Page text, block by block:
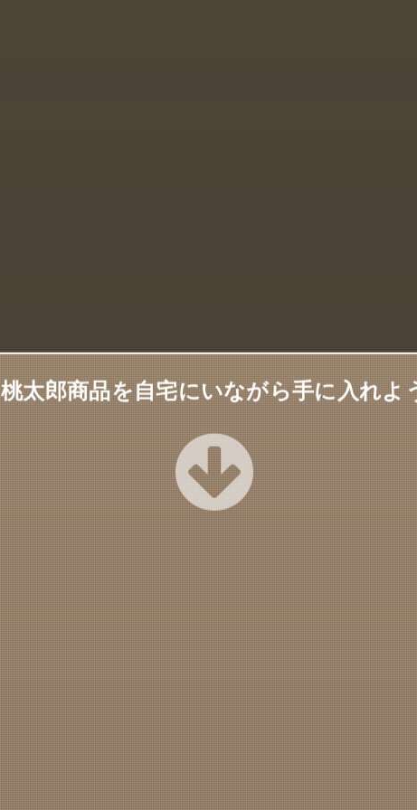
桃太郎商品を自宅にいながら手に入れよ